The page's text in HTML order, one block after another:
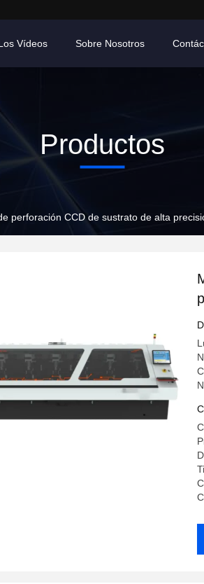
Vídeos Sobre Nosotros
Productos
perforación CCD de sustrato de alta